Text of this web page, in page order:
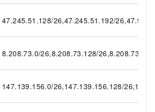
47.245.51.128/26,47.245.51.192/
8.208.73.0/26,8.208.73.128/
147.139.156.0/26,147.139.156.128/